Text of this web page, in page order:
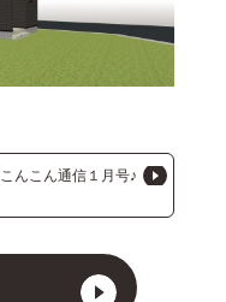
こんこん通信１月号♪